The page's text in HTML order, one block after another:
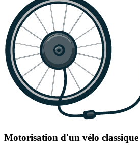
Motorisation d'un vélo classique